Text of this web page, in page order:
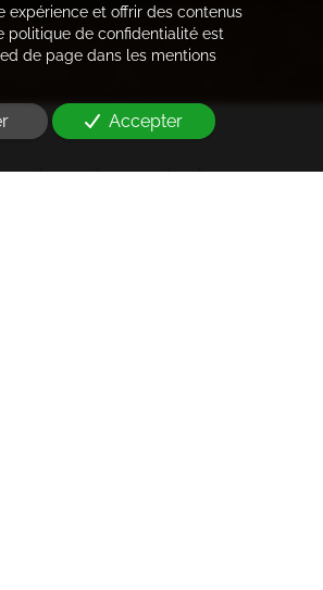
les locataires
expérience et offrir des contenus
politique de confidentialité est
de page dans les mentions
Accepter